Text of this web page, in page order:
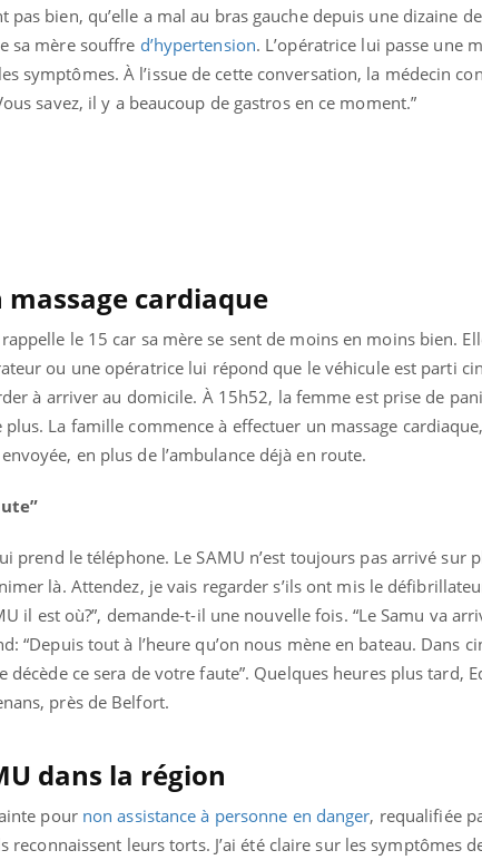
pas bien, qu’elle a mal au bras gauche depuis une dizaine
sa mère souffre d’hypertension. L’opératrice lui passe une
symptômes. À l’issue de cette conversation, la médecin
savez, il y a beaucoup de gastros en ce moment.”
cardiaque
le 15 car sa mère se sent de moins en moins bien.
ou une opératrice lui répond que le véhicule est parti
à arriver au domicile. À 15h52, la femme est prise de
La famille commence à effectuer un massage
en plus de l’ambulance déjà en route.
prend le téléphone. Le SAMU n’est toujours pas arrivé sur
là. Attendez, je vais regarder s’ils ont mis le
il est où?”, demande-t-il une nouvelle fois. “Le Samu va
“Depuis tout à l’heure qu’on nous mène en bateau. Dans
ce sera de votre faute”. Quelques heures plus tard,
près de Belfort.
dans la région
pour non assistance à personne en danger, requalifiée
reconnaissent leurs torts. J’ai été claire sur les symptômes
jumeau numérique » pour
Youtube
lié à un groupe
innove en matière de bilan de
: l'utilisation d'un « jumeau
» permet ...
Coup de food sur le
nouveau rendez-vous
épisode, une ...